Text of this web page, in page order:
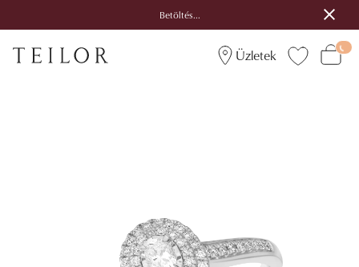
Betöltés...
Üzletek